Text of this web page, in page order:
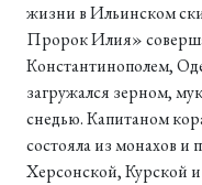
жизни в Ильинском
Пророк Илия»
Константинополем,
загружался зерном,
снедью. Капитаном
состояла из монахов
Херсонской, Курской и